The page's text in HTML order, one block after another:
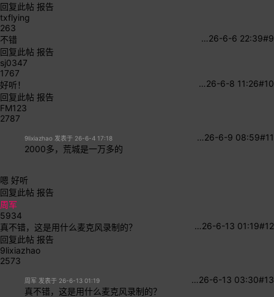
回复此帖 报告
txflying
263
#9
26-6-6 22:39
…
不错
回复此帖 报告
sj0347
1767
#10
26-6-8 11:26
…
好听！
回复此帖 报告
FM123
2787
#11
26-6-9 08:59
…
9lixiazhao 发表于 26-6-4 17:18
2000多，荒城是一万多的
嗯 好听
回复此帖 报告
周军
5934
#12
26-6-13 01:19
…
真不错，这是用什么麦克风录制的？
回复此帖 报告
9lixiazhao
2573
#13
26-6-13 03:30
…
周军 发表于 26-6-13 01:19
真不错，这是用什么麦克风录制的？